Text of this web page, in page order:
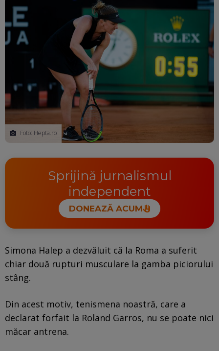
Foto: Hepta.ro
Sprijină jurnalismul
independent
DONEAZĂ ACUM
Simona Halep a dezvăluit că la Roma a suferit
chiar două rupturi musculare la gamba piciorului
stâng.
Din acest motiv, tenismena noastră, care a
declarat forfait la Roland Garros, nu se poate nici
măcar antrena.